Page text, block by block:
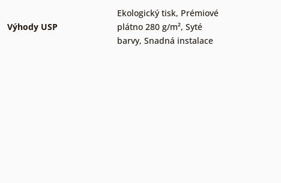
Výhody USP
Ekologický tisk, Prémiové
plátno 280 g/m², Syté
barvy, Snadná instalace